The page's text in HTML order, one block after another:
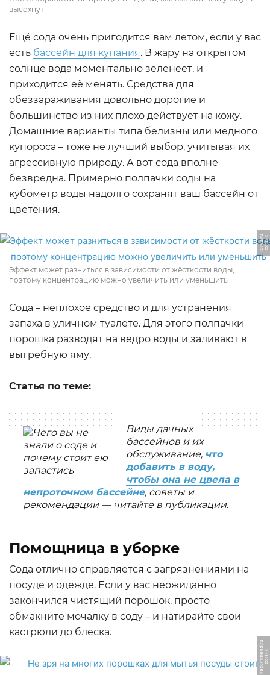
высохнут
Ещё сода очень пригодится вам летом, если у вас
есть бассейн для купания. В жару на открытом
солнце вода моментально зеленеет, и
приходится её менять. Средства для
обеззараживания довольно дорогие и
большинство из них плохо действует на кожу.
Домашние варианты типа белизны или медного
купороса – тоже не лучший выбор, учитывая их
агрессивную природу. А вот сода вполне
безвредна. Примерно полпачки соды на
кубометр воды надолго сохранят ваш бассейн от
цветения.
Ф
О
Т
О:
t
o
r
v
a.
r
u
Эффект может разниться в зависимости от жёсткости воды,
поэтому концентрацию можно увеличить или уменьшить
Сода – неплохое средство и для устранения
запаха в уличном туалете. Для этого полпачки
порошка разводят на ведро воды и заливают в
выгребную яму.
Статья по теме:
Виды дачных
бассейнов и их
обслуживание, что
добавить в воду,
чтобы она не цвела в
непроточном бассейне, советы и
рекомендации — читайте в публикации.
Помощница в уборке
Сода отлично справляется с загрязнениями на
посуде и одежде. Если у вас неожиданно
закончился чистящий порошок, просто
обмакните мочалку в соду – и натирайте свои
кастрюли до блеска.
Ф
О
Т
О:
i
r
e
c
o
m
m
e
n
d.
r
u